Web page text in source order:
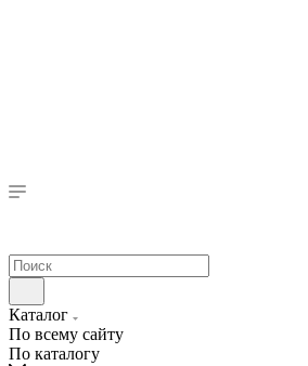
Каталог
По всему сайту
По каталогу